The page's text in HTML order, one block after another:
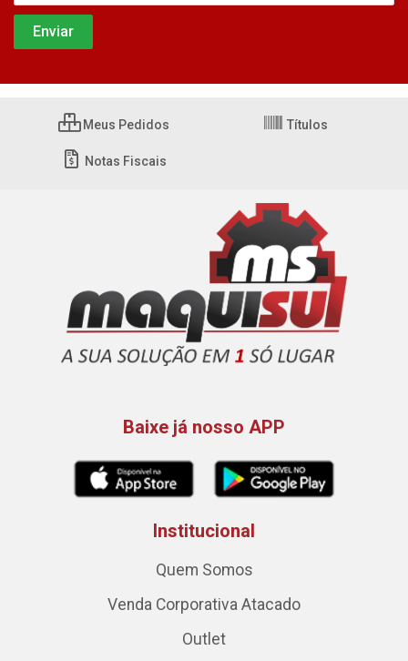
Meus Pedidos Títulos
Notas Fiscais
Baixe já nosso APP
Institucional
Quem Somos
Venda Corporativa Atacado
Outlet